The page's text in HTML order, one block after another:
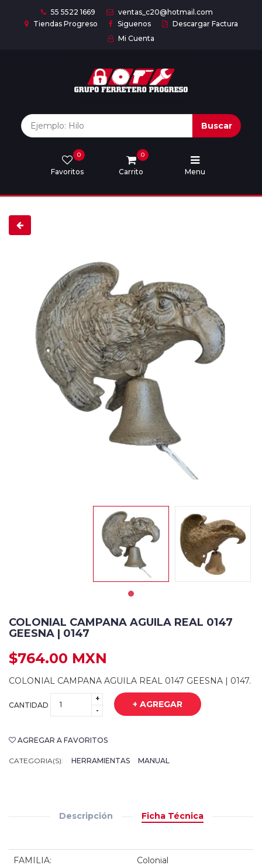
55 5522 1669
ventas_c20@hotmail.com
Tiendas Progreso
Siguenos
Descargar Factura
Mi Cuenta
Buscar
Favoritos
0
Carrito
0
Menu
Marcas
Descargar
COLONIAL CAMPANA AGUILA REAL 0147
GEESNA | 0147
$764.00 MXN
COLONIAL CAMPANA AGUILA REAL 0147 GEESNA | 0147.
CANTIDAD
+
-
+ AGREGAR
AGREGAR A FAVORITOS
CATEGORIA(S): HERRAMIENTAS MANUAL
Descripción Ficha Técnica
FAMILIA: Colonial